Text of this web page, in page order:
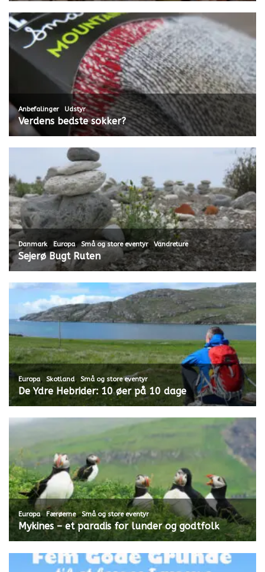
Anbefalinger, Udstyr
Verdens bedste sokker?
Danmark, Europa,Små og store eventyr,Vandreture
Sejerø Bugt Ruten
Europa, Skotland, Små og store eventyr
De Ydre Hebrider: 10 øer på 10 dage
Europa,Færøerne,Små og store eventyr
Mykines – et paradis for lunder og godtfolk